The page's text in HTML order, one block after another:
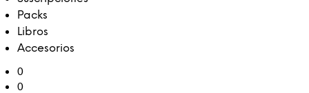
Packs
Libros
Accesorios
0
0